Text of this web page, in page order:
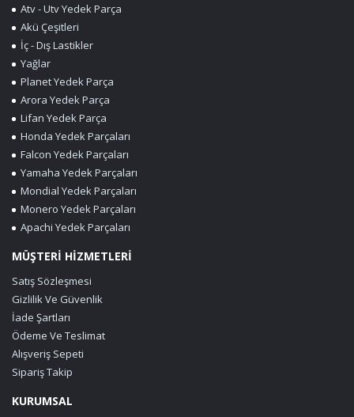
Atv - Utv Yedek Parça
Akü Çeşitleri
İç - Dış Lastikler
Yağlar
Planet Yedek Parça
Arora Yedek Parça
Lifan Yedek Parça
Honda Yedek Parçaları
Falcon Yedek Parçaları
Yamaha Yedek Parçaları
Mondial Yedek Parçaları
Monero Yedek Parçaları
Apachi Yedek Parçaları
MÜŞTERİ HİZMETLERİ
Satış Sözleşmesi
Gizlilik Ve Güvenlik
İade Şartları
Ödeme Ve Teslimat
Alışveriş Sepeti
Sipariş Takip
KURUMSAL